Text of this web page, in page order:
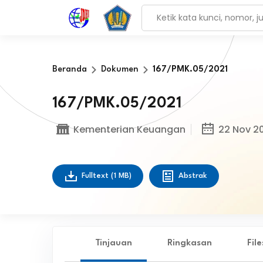
Beranda Dokumen 167/PMK.05/2021
167/PMK.05/2021
Kementerian Keuangan 22 Nov
Fulltext (1 MB) Abstrak
Tinjauan Ringkasan